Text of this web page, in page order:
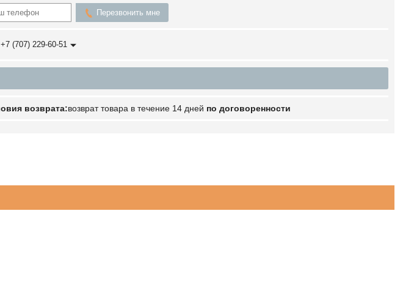
Перезвонить мне
+7 (707) 229-60-51
возврат товара в течение 14 дней по договоренности